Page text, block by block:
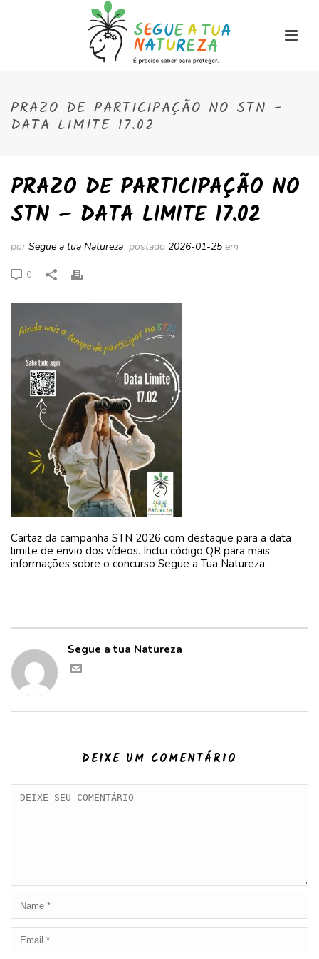
PRAZO DE PARTICIPAÇÃO NO STN –
DATA LIMITE 17.02
PRAZO DE PARTICIPAÇÃO NO
STN – DATA LIMITE 17.02
porSegue a tua Natureza postado 2026-01-25 em
0
Cartaz da campanha STN 2026 com destaque para a data
limite de envio dos vídeos. Inclui código QR para mais
informações sobre o concurso Segue a Tua Natureza.
Segue a tua Natureza
DEIXE UM COMENTÁRIO